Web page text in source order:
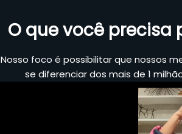
O que você
Nosso foco é possibilitar que nossos
se diferenciar dos mais de 1